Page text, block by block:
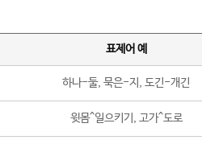
표제어 예
하나-둘, 묵은-지, 도긴-개긴
윗몸^일으키기, 고가^도로